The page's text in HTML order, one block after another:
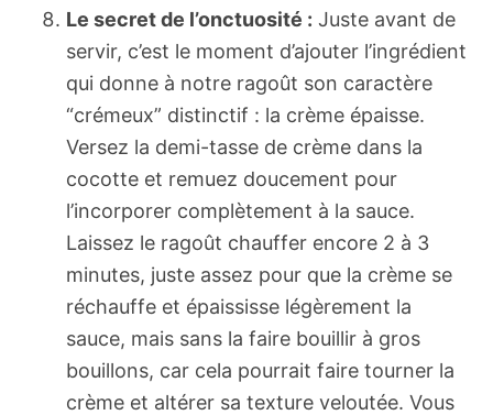
Le secret de l’onctuosité : Juste avant de
servir, c’est le moment d’ajouter l’ingrédient
qui donne à notre ragoût son caractère
“crémeux” distinctif : la crème épaisse.
Versez la demi-tasse de crème dans la
cocotte et remuez doucement pour
l’incorporer complètement à la sauce.
Laissez le ragoût chauffer encore 2 à 3
minutes, juste assez pour que la crème se
réchauffe et épaississe légèrement la
sauce, mais sans la faire bouillir à gros
bouillons, car cela pourrait faire tourner la
crème et altérer sa texture veloutée. Vous